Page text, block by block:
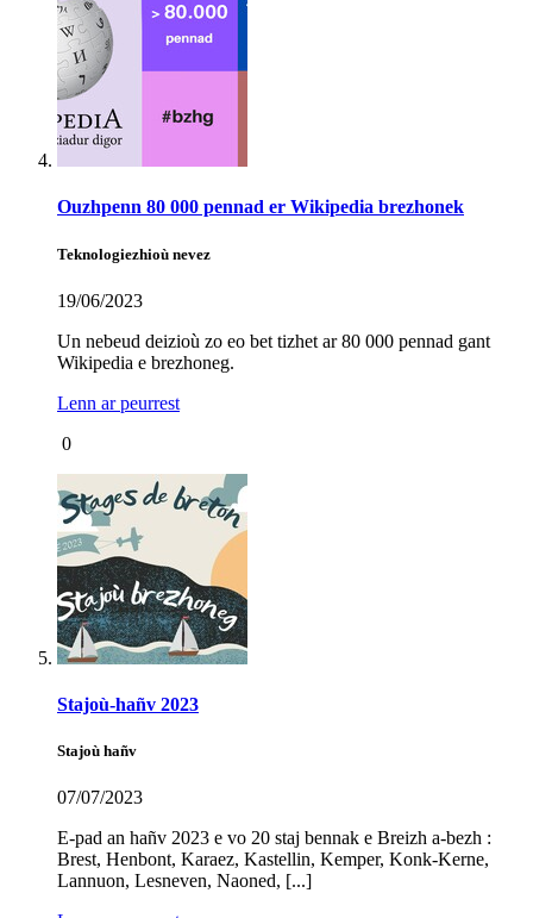
Ouzhpenn 80 000 pennad er Wikipedia brezhonek
Teknologiezhioù nevez
19/06/2023
Un nebeud deizioù zo eo bet tizhet ar 80 000 pennad gant
Wikipedia e brezhoneg.
Lenn ar peurrest
0
Stajoù-hañv 2023
Stajoù hañv
07/07/2023
E-pad an hañv 2023 e vo 20 staj bennak e Breizh a-bezh :
Brest, Henbont, Karaez, Kastellin, Kemper, Konk-Kerne,
Lannuon, Lesneven, Naoned, [...]